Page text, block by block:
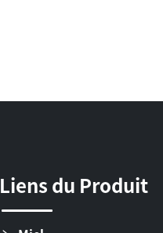
Liens du Produit